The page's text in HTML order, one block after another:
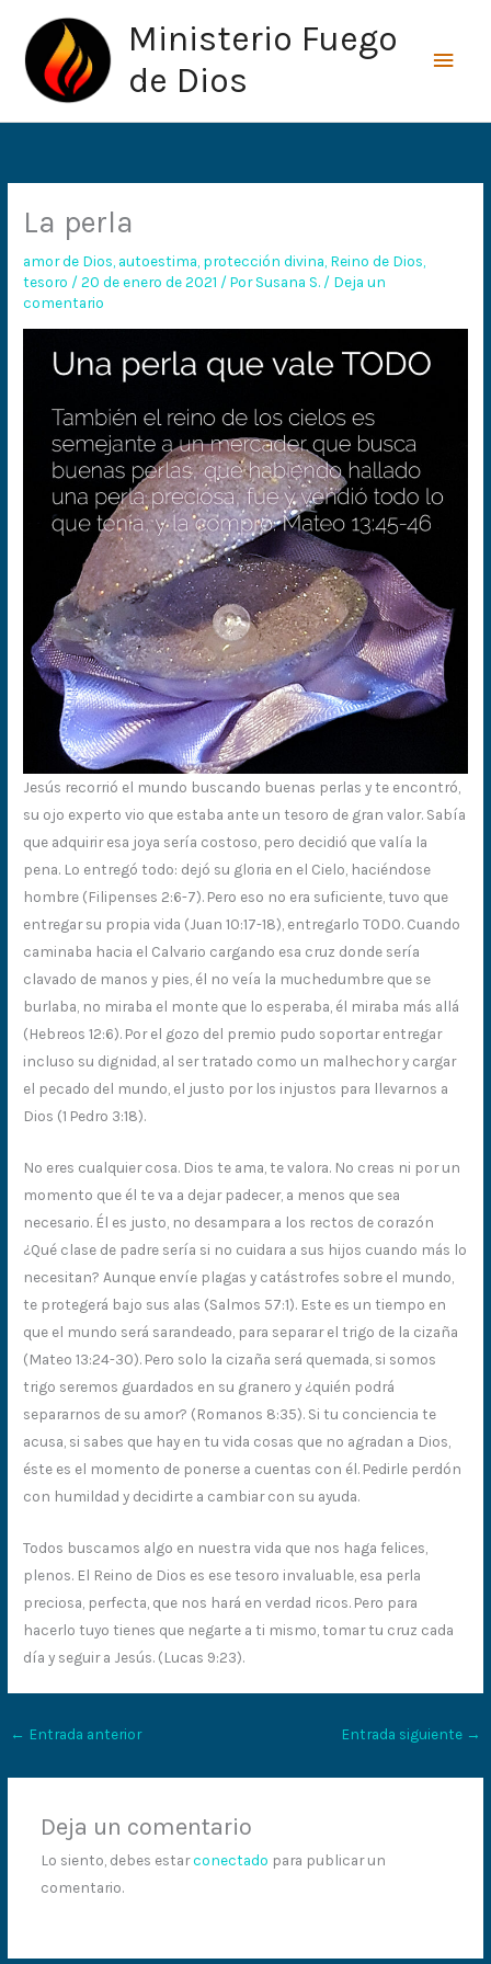
contenido
Ministerio Fuego
de Dios
La perla
amor de Dios autoestima protección divina Reino de Dios
tesoro /20 de enero de 2021 / PorSusana S. / Deja un
comentario
Jesús recorrió el mundo buscando buenas perlas y te encontró,
su ojo experto vio que estaba ante un tesoro de gran valor. Sabía
que adquirir esa joya sería costoso, pero decidió que valía la
pena. Lo entregó todo: dejó su gloria en el Cielo, haciéndose
hombre (Filipenses 2:6-7). Pero eso no era suficiente, tuvo que
entregar su propia vida (Juan 10:17-18), entregarlo TODO. Cuando
caminaba hacia el Calvario cargando esa cruz donde sería
clavado de manos y pies, él no veía la muchedumbre que se
burlaba, no miraba el monte que lo esperaba, él miraba más allá
(Hebreos 12:6). Por el gozo del premio pudo soportar entregar
incluso su dignidad, al ser tratado como un malhechor y cargar
el pecado del mundo, el justo por los injustos para llevarnos a
Dios (1 Pedro 3:18).
No eres cualquier cosa. Dios te ama, te valora. No creas ni por un
momento que él te va a dejar padecer, a menos que sea
necesario. Él es justo, no desampara a los rectos de corazón
¿Qué clase de padre sería si no cuidara a sus hijos cuando más lo
necesitan? Aunque envíe plagas y catástrofes sobre el mundo,
te protegerá bajo sus alas (Salmos 57:1). Este es un tiempo en
que el mundo será sarandeado, para separar el trigo de la cizaña
(Mateo 13:24-30). Pero solo la cizaña será quemada, si somos
trigo seremos guardados en su granero y ¿quién podrá
separarnos de su amor? (Romanos 8:35). Si tu conciencia te
acusa, si sabes que hay en tu vida cosas que no agradan a Dios,
éste es el momento de ponerse a cuentas con él. Pedirle perdón
con humildad y decidirte a cambiar con su ayuda.
Todos buscamos algo en nuestra vida que nos haga felices,
plenos. El Reino de Dios es ese tesoro invaluable, esa perla
preciosa, perfecta, que nos hará en verdad ricos. Pero para
hacerlo tuyo tienes que negarte a ti mismo, tomar tu cruz cada
día y seguir a Jesús. (Lucas 9:23).
← Entrada anterior Entrada siguiente →
Deja un comentario
Lo siento, debes estarconectado para publicar un
comentario.